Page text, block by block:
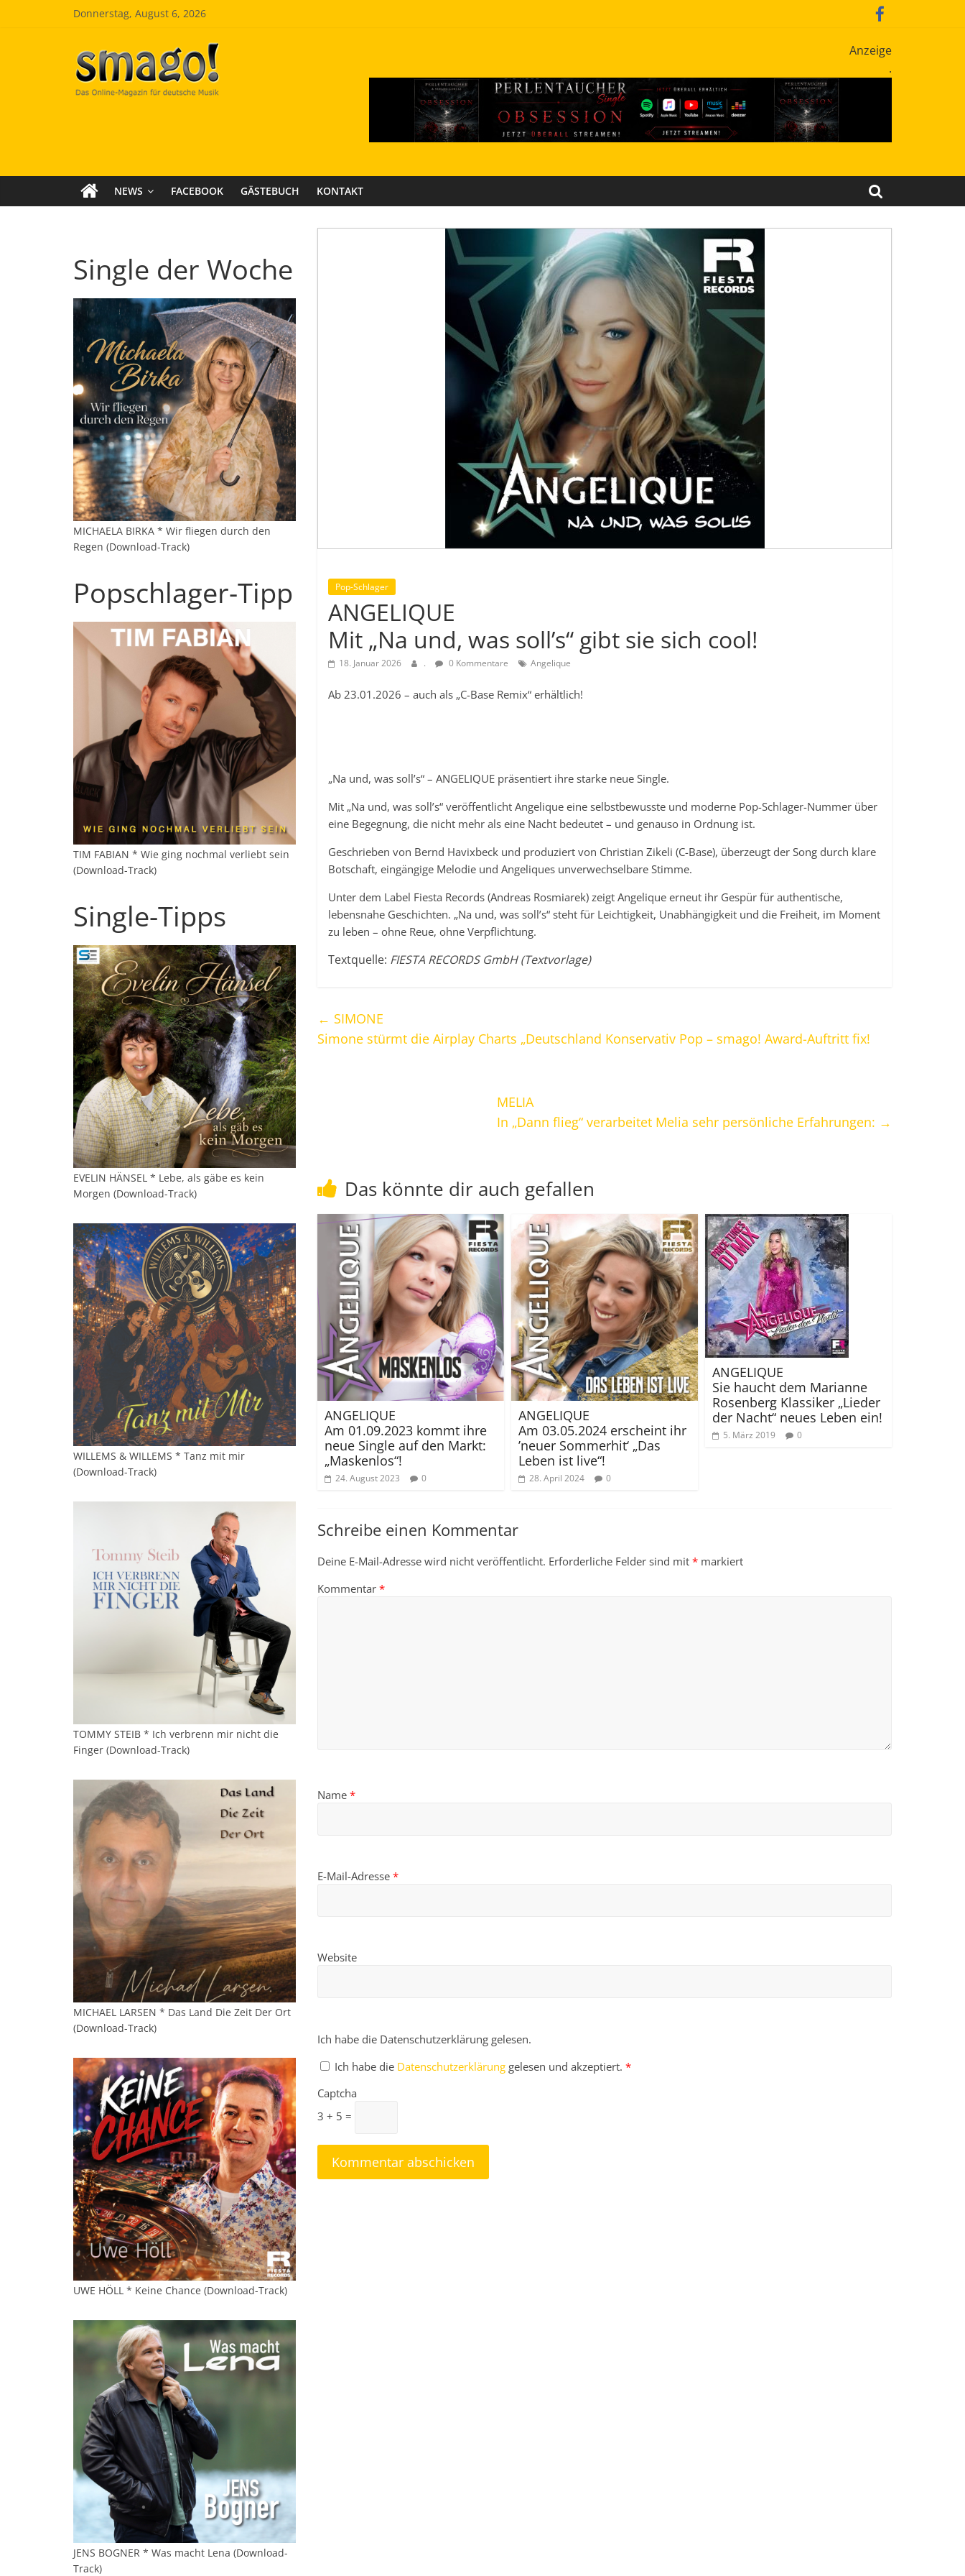
Donnerstag, August 6, 2026
Smago
SchlagerMAGazinOnline
Anzeige
.
NEWS FACEBOOK GÄSTEBUCH KONTAKT
Pop-Schlager
ANGELIQUE
Mit „Na und, was soll’s“ gibt sie sich cool!
18. Januar 2026 . 0 Kommentare Angelique
Ab 23.01.2026 – auch als „C-Base Remix“ erhältlich!
„Na und, was soll’s“ – ANGELIQUE präsentiert ihre starke neue Single.
Mit „Na und, was soll’s“ veröffentlicht Angelique eine selbstbewusste und moderne Pop-Schlager-Nummer über
eine Begegnung, die nicht mehr als eine Nacht bedeutet – und genauso in Ordnung ist.
Geschrieben von Bernd Havixbeck und produziert von Christian Zikeli (C-Base), überzeugt der Song durch klare
Botschaft, eingängige Melodie und Angeliques unverwechselbare Stimme.
Unter dem Label Fiesta Records (Andreas Rosmiarek) zeigt Angelique erneut ihr Gespür für authentische,
lebensnahe Geschichten. „Na und, was soll’s“ steht für Leichtigkeit, Unabhängigkeit und die Freiheit, im Moment
zu leben – ohne Reue, ohne Verpflichtung.
Textquelle: FIESTA RECORDS GmbH (Textvorlage)
← SIMONE
Simone stürmt die Airplay Charts „Deutschland Konservativ Pop – smago! Award-Auftritt fix!
MELIA
In „Dann flieg“ verarbeitet Melia sehr persönliche Erfahrungen: →
Das könnte dir auch gefallen
ANGELIQUE
Am 01.09.2023 kommt ihre
neue Single auf den Markt:
„Maskenlos“!
24. August 2023 0
ANGELIQUE
Am 03.05.2024 erscheint ihr
’neuer Sommerhit‘ „Das
Leben ist live“!
28. April 2024 0
ANGELIQUE
Sie haucht dem Marianne
Rosenberg Klassiker „Lieder
der Nacht“ neues Leben ein!
5. März 2019 0
Schreibe einen Kommentar
Deine E-Mail-Adresse wird nicht veröffentlicht. Erforderliche Felder sind mit * markiert
Kommentar *
Name *
E-Mail-Adresse *
Website
Ich habe die Datenschutzerklärung gelesen.
Ich habe die Datenschutzerklärung gelesen und akzeptiert. *
Captcha
3 + 5 =
Single der Woche
MICHAELA BIRKA * Wir fliegen durch den
Regen (Download-Track)
Popschlager-Tipp
TIM FABIAN * Wie ging nochmal verliebt sein
(Download-Track)
Single-Tipps
EVELIN HÄNSEL * Lebe, als gäbe es kein
Morgen (Download-Track)
WILLEMS & WILLEMS * Tanz mit mir
(Download-Track)
TOMMY STEIB * Ich verbrenn mir nicht die
Finger (Download-Track)
MICHAEL LARSEN * Das Land Die Zeit Der Ort
(Download-Track)
UWE HÖLL * Keine Chance (Download-Track)
JENS BOGNER * Was macht Lena (Download-
Track)